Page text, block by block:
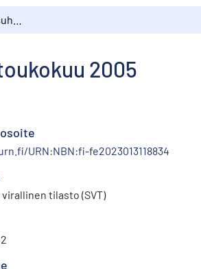
2005
URN:NBN:fi-fe2023013118834
tilasto (SVT)